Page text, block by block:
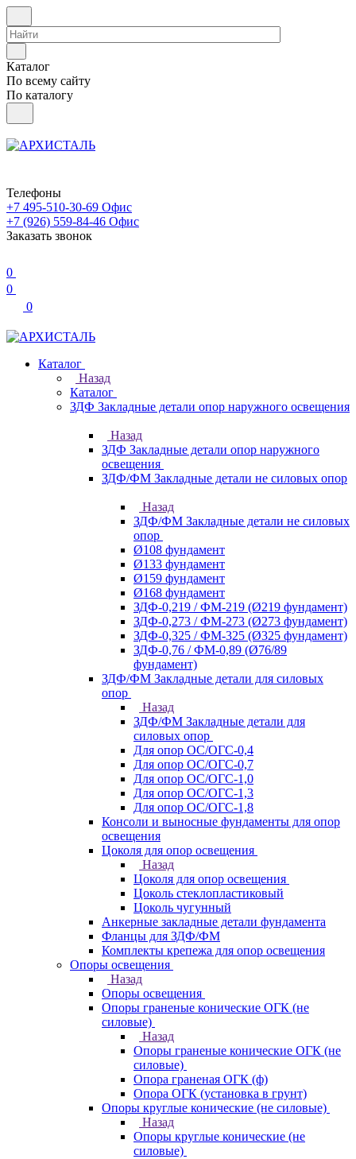
Каталог
По всему сайту
По каталогу
Телефоны
+7 495-510-30-69 Офис
+7 (926) 559-84-46 Офис
Заказать звонок
0
0
0
Каталог
Назад
Каталог
ЗДФ Закладные детали опор наружного освещения
Назад
ЗДФ Закладные детали опор наружного
освещения
ЗДФ/ФМ Закладные детали не силовых опор
Назад
ЗДФ/ФМ Закладные детали не силовых
опор
Ø108 фундамент
Ø133 фундамент
Ø159 фундамент
Ø168 фундамент
ЗДФ-0,219 / ФМ-219 (Ø219 фундамент)
ЗДФ-0,273 / ФМ-273 (Ø273 фундамент)
ЗДФ-0,325 / ФМ-325 (Ø325 фундамент)
ЗДФ-0,76 / ФМ-0,89 (Ø76/89
фундамент)
ЗДФ/ФМ Закладные детали для силовых
опор
Назад
ЗДФ/ФМ Закладные детали для
силовых опор
Для опор ОС/ОГС-0,4
Для опор ОС/ОГС-0,7
Для опор ОС/ОГС-1,0
Для опор ОС/ОГС-1,3
Для опор ОС/ОГС-1,8
Консоли и выносные фундаменты для опор
освещения
Цоколя для опор освещения
Назад
Цоколя для опор освещения
Цоколь стеклопластиковый
Цоколь чугунный
Анкерные закладные детали фундамента
Фланцы для ЗДФ/ФМ
Комплекты крепежа для опор освещения
Опоры освещения
Назад
Опоры освещения
Опоры граненые конические ОГК (не
силовые)
Назад
Опоры граненые конические ОГК (не
силовые)
Опора граненая ОГК (ф)
Опора ОГК (установка в грунт)
Опоры круглые конические (не силовые)
Назад
Опоры круглые конические (не
силовые)